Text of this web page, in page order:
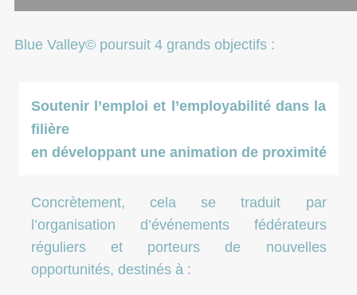
Blue Valley© poursuit 4 grands objectifs :
Soutenir l’emploi et l’employabilité dans la
filière
en développant une animation de proximité
Concrètement, cela se traduit par
l’organisation d’événements fédérateurs
réguliers et porteurs de nouvelles
opportunités, destinés à :